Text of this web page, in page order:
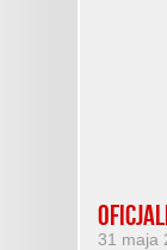
31 maja